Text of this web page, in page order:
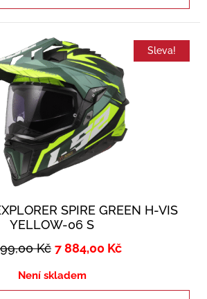
Sleva!
SPIRE GREEN H-VIS
YELLOW-06 S
Kč 7 884,00 Kč
Není skladem